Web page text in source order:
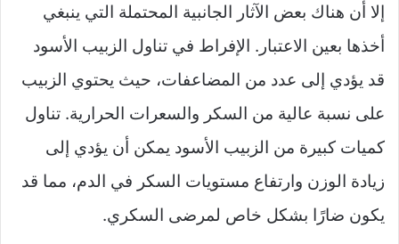
إلا أن هناك بعض الآثار الجانبية المحتملة التي ينبغي
أخذها بعين الاعتبار. الإفراط في تناول الزبيب الأسود
قد يؤدي إلى عدد من المضاعفات، حيث يحتوي الزبيب
على نسبة عالية من السكر والسعرات الحرارية. تناول
كميات كبيرة من الزبيب الأسود يمكن أن يؤدي إلى
زيادة الوزن وارتفاع مستويات السكر في الدم، مما قد
يكون ضارًا بشكل خاص لمرضى السكري.